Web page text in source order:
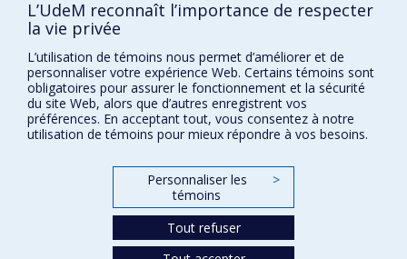
Prix et distinctions
L’UdeM reconnaît l’importance de respecter
la vie privée
L’utilisation de témoins nous permet d’améliorer et de
personnaliser votre expérience Web. Certains témoins sont
obligatoires pour assurer le fonctionnement et la sécurité
du site Web, alors que d’autres enregistrent vos
préférences. En acceptant tout, vous consentez à notre
utilisation de témoins pour mieux répondre à vos besoins.
Personnaliser les
témoins
>
Tout refuser